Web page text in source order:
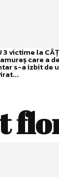
3 victime la
care a
s-a izbit de